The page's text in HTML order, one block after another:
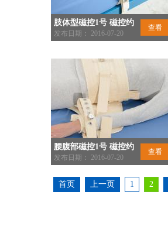
肢体型磁控1号 磁控约
束带 E-001-01 使用教程
发布日期： 2016-07-20
查看
腰腹部磁控1号 磁控约
束带 E-002-01 使用教程
发布日期： 2016-07-20
查看
首页 上一页 1 2